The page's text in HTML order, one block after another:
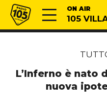
Vai al contenuto
Radio 105 ON AIR
105
L’Inferno è nato
nuova